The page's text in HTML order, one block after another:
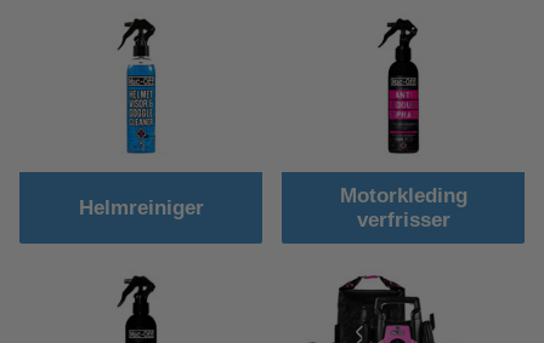
Helmreiniger
Motorkleding
verfrisser